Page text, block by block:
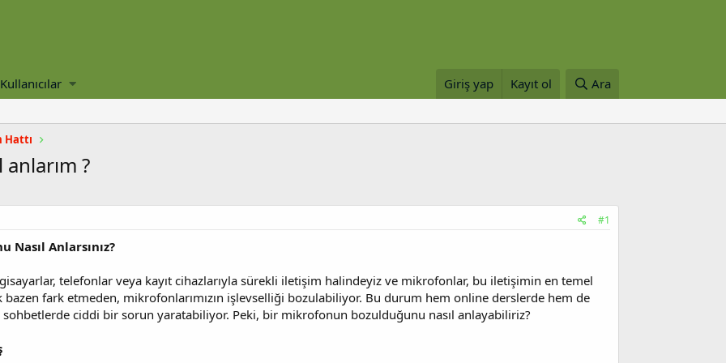
Kullanıcılar Giriş yap Kayıt ol Ara
Hattı
?
#1
Anlarsınız?
telefonlar veya kayıt cihazlarıyla sürekli iletişim halindeyiz ve mikrofonlar, bu iletişimin en temel
bazen fark etmeden, mikrofonlarımızın işlevselliği bozulabiliyor. Bu durum hem online derslerde hem de
sohbetlerde ciddi bir sorun yaratabiliyor. Peki, bir mikrofonun bozulduğunu nasıl anlayabiliriz?